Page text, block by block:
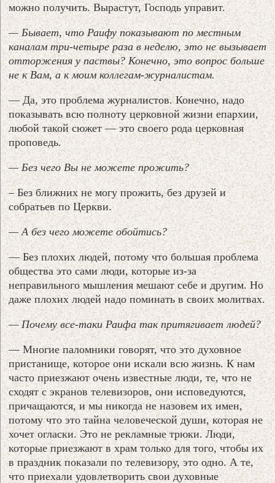
можно получить. Вырастут, Господь управит.
— Бывает, что Раифу показывают по местным
каналам три-четыре раза в неделю, это не вызывает
отторжения у паствы? Конечно, это вопрос больше
не к Вам, а к моим коллегам-журналистам.
— Да, это проблема журналистов. Конечно, надо
показывать всю полноту церковной жизни епархии,
любой такой сюжет — это своего рода церковная
проповедь.
— Без чего Вы не можете прожить?
– Без ближних не могу прожить, без друзей и
собратьев по Церкви.
— А без чего можете обойтись?
— Без плохих людей, потому что большая проблема
общества это сами люди, которые из-за
неправильного мышления мешают себе и другим. Но
даже плохих людей надо поминать в своих молитвах.
— Почему все-таки Раифа так притягивает людей?
— Многие паломники говорят, что это духовное
пристанище, которое они искали всю жизнь. К нам
часто приезжают очень известные люди, те, что не
сходят с экранов телевизоров, они исповедуются,
причащаются, и мы никогда не назовем их имен,
потому что это тайна человеческой души, которая не
хочет огласки. Это не рекламные трюки. Люди,
которые приезжают в храм только для того, чтобы их
в праздник показали по телевизору, это одно. А те,
что приехали удовлетворить свои духовные